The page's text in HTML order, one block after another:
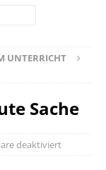
UNTERRICHT
Sache
deaktiviert